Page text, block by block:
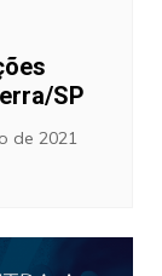
SP
de 2021